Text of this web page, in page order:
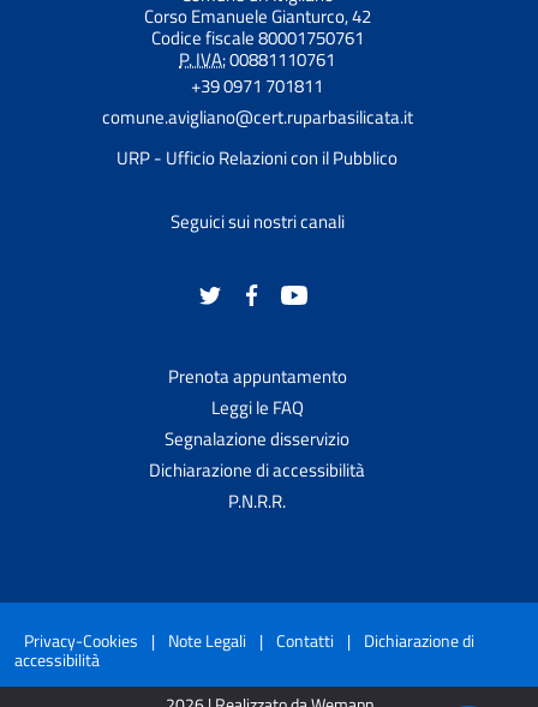
Corso Emanuele Gianturco, 42
Codice fiscale 80001750761
P. IVA:00881110761
+39 0971 701811
comune.avigliano@cert.ruparbasilicata.it
URP - Ufficio Relazioni con il Pubblico
Seguici sui nostri canali
Prenota appuntamento
Leggi le FAQ
Segnalazione disservizio
Dichiarazione di accessibilità
P.N.R.R.